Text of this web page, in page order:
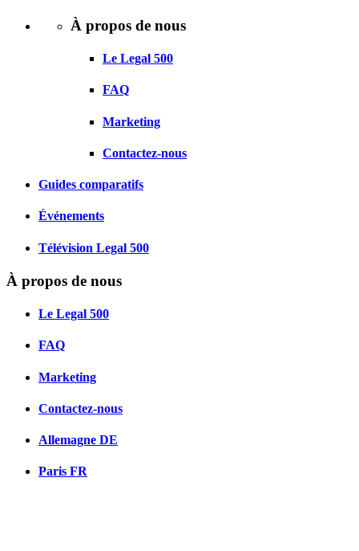
À propos de nous
Le Legal 500
FAQ
Marketing
Contactez-nous
Guides comparatifs
Événements
Télévision Legal 500
À propos de nous
Le Legal 500
FAQ
Marketing
Contactez-nous
Allemagne DE
Paris FR